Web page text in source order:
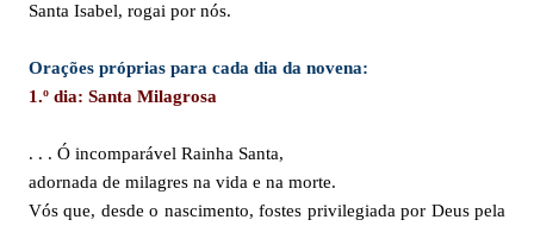
Santa Isabel, rogai por nós.
Orações próprias para cada dia da novena:
1.º dia: Santa Milagrosa
. . . Ó incomparável Rainha Santa,
adornada de milagres na vida e na morte.
Vós que, desde o nascimento, fostes privilegiada por Deus pela